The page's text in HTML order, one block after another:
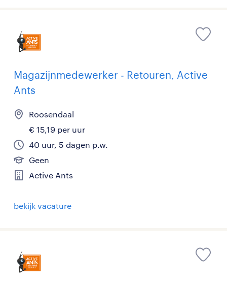
Magazijnmedewerker - Retouren, Active
Ants
Roosendaal
€ 15,19 per uur
40 uur, 5 dagen p.w.
Geen
Active Ants
bekijk vacature